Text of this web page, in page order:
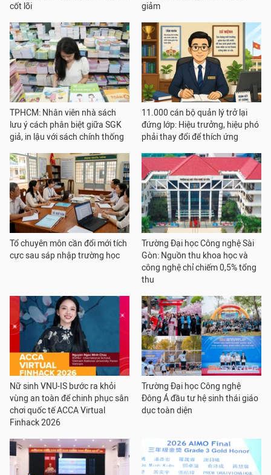
cốt lõi
giảm
TPHCM: Nhân viên nhà sách
lưu ý cách phân biệt giữa SGK
giả, in lậu với sách chính thống
11.000 cán bộ quản lý trở lại
đứng lớp: Hiệu trưởng, hiệu phó
phải thay đổi để thích ứng
Tổ chuyên môn cần đổi mới tích
cực sau sáp nhập trường học
Trường Đại học Công nghệ Sài
Gòn: Nguồn thu khoa học và
công nghệ chỉ chiếm 0,5% tổng
thu
Nữ sinh VNU-IS bước ra khỏi
vùng an toàn để chinh phục sân
chơi quốc tế ACCA Virtual
Finhack 2026
Trường Đại học Công nghệ
Đông Á đầu tư hệ sinh thái giáo
dục toàn diện